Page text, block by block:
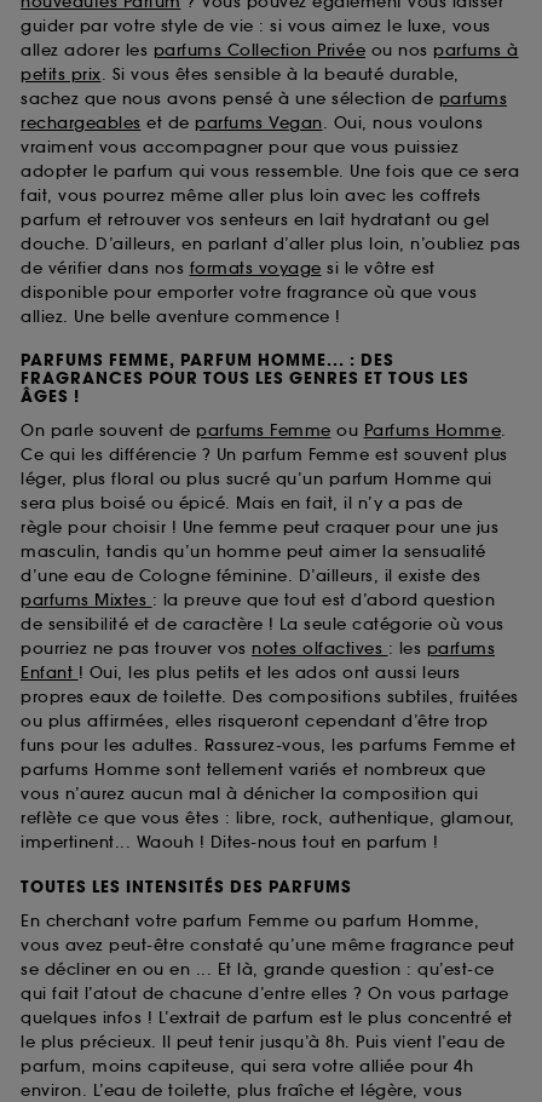
guider par votre style de vie : si vous aimez le luxe, vous
allez adorer les parfums Collection Privée ou nos parfums à
petits prix. Si vous êtes sensible à la beauté durable,
sachez que nous avons pensé à une sélection de parfums
rechargeables et de parfums Vegan. Oui, nous voulons
vraiment vous accompagner pour que vous puissiez
adopter le parfum qui vous ressemble. Une fois que ce sera
fait, vous pourrez même aller plus loin avec les coffrets
parfum et retrouver vos senteurs en lait hydratant ou gel
douche. D’ailleurs, en parlant d’aller plus loin, n’oubliez pas
de vérifier dans nos formats voyage si le vôtre est
disponible pour emporter votre fragrance où que vous
alliez. Une belle aventure commence !
PARFUMS FEMME, PARFUM HOMME... : DES
FRAGRANCES POUR TOUS LES GENRES ET TOUS LES
ÂGES !
On parle souvent de parfums Femme ou Parfums Homme.
Ce qui les différencie ? Un parfum Femme est souvent plus
léger, plus floral ou plus sucré qu’un parfum Homme qui
sera plus boisé ou épicé. Mais en fait, il n’y a pas de
règle pour choisir ! Une femme peut craquer pour une jus
masculin, tandis qu’un homme peut aimer la sensualité
d’une eau de Cologne féminine. D’ailleurs, il existe des
parfums Mixtes : la preuve que tout est d’abord question
de sensibilité et de caractère ! La seule catégorie où vous
pourriez ne pas trouver vos notes olfactives : les parfums
Enfant ! Oui, les plus petits et les ados ont aussi leurs
propres eaux de toilette. Des compositions subtiles, fruitées
ou plus affirmées, elles risqueront cependant d’être trop
funs pour les adultes. Rassurez-vous, les parfums Femme et
parfums Homme sont tellement variés et nombreux que
vous n’aurez aucun mal à dénicher la composition qui
reflète ce que vous êtes : libre, rock, authentique, glamour,
impertinent... Waouh ! Dites-nous tout en parfum !
TOUTES LES INTENSITÉS DES PARFUMS
En cherchant votre parfum Femme ou parfum Homme,
vous avez peut-être constaté qu’une même fragrance peut
se décliner en ou en ... Et là, grande question : qu’est-ce
qui fait l’atout de chacune d’entre elles ? On vous partage
quelques infos ! L’extrait de parfum est le plus concentré et
le plus précieux. Il peut tenir jusqu’à 8h. Puis vient l’eau de
parfum, moins capiteuse, qui sera votre alliée pour 4h
environ. L’eau de toilette, plus fraîche et légère, vous